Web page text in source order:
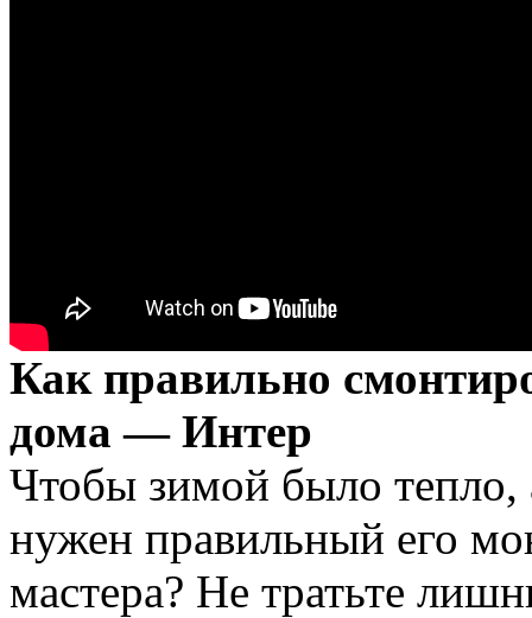
Как правильно
дома — Интер
Чтобы зимой было тепло,
нужен правильный его
мастера? Не тратьте